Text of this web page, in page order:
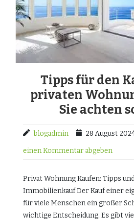
Tipps für den
privaten
Sie achten
blogadmin 28 August
einen Kommentar abgeben
Privat Wohnung Kaufen: Tipps
Immobilienkauf Der Kauf einer
für viele Menschen ein großer
wichtige Entscheidung. Es gibt